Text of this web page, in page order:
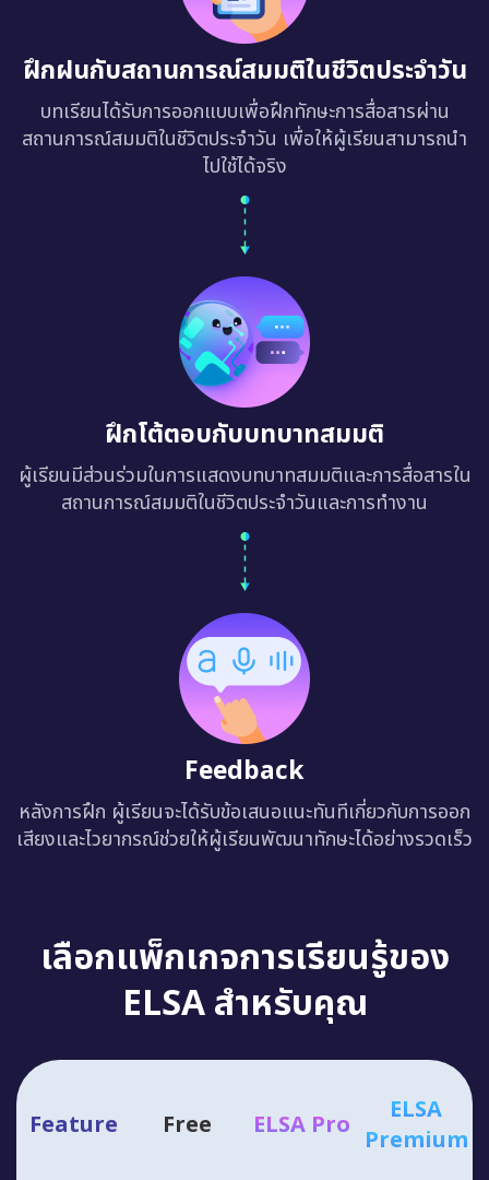
ฝึกฝนกับสถานการณ์สมมติในชีวิตประจำวัน
บทเรียนได้รับการออกแบบเพื่อฝึกทักษะการสื่อสารผ่าน
สถานการณ์สมมติในชีวิตประจำวัน เพื่อให้ผู้เรียนสามารถนำ
ไปใช้ได้จริง
ฝึกโต้ตอบกับบทบาทสมมติ
ผู้เรียนมีส่วนร่วมในการแสดงบทบาทสมมติและการสื่อสารใน
สถานการณ์สมมติในชีวิตประจำวันและการทำงาน
Feedback
หลังการฝึก ผู้เรียนจะได้รับข้อเสนอแนะทันทีเกี่ยวกับการออก
เสียงและไวยากรณ์ช่วยให้ผู้เรียนพัฒนาทักษะได้อย่างรวดเร็ว
เลือกแพ็กเกจการเรียนรู้ของ
ELSA สำหรับคุณ
Feature Free ELSA Pro
ELSA
Premium